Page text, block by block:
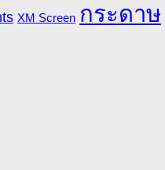
XM Screen กระดาษ